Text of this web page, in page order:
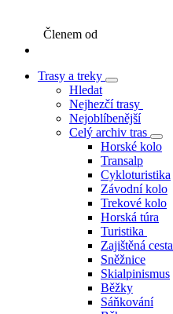
Členem od
Trasy a treky
Hledat
Nejhezčí trasy
Nejoblíbenější
Celý archiv tras
Horské kolo
Transalp
Cykloturistika
Závodní kolo
Trekové kolo
Horská túra
Turistika
Zajištěná cesta
Sněžnice
Skialpinismus
Běžky
Sáňkování